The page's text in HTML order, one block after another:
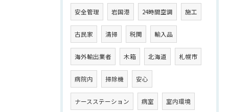
安全管理 岩国港 24時間空調 施工
古民家 清掃 税関 輸入品
海外輸出業者 木箱 北海道 札幌市
病院内 掃除機 安心
ナースステーション 病室 室内環境